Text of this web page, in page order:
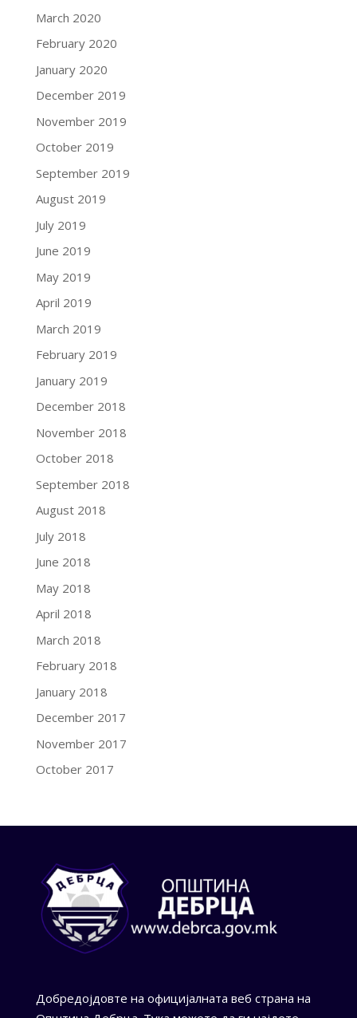
March 2020
February 2020
January 2020
December 2019
November 2019
October 2019
September 2019
August 2019
July 2019
June 2019
May 2019
April 2019
March 2019
February 2019
January 2019
December 2018
November 2018
October 2018
September 2018
August 2018
July 2018
June 2018
May 2018
April 2018
March 2018
February 2018
January 2018
December 2017
November 2017
October 2017
Добредојдовте на официјалната веб страна на